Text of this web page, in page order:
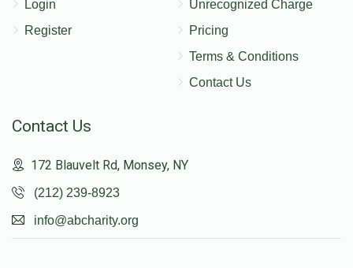
Login
Register
Unrecognized Charge
Pricing
Terms & Conditions
Contact Us
Contact Us
172 Blauvelt Rd, Monsey, NY
(212) 239-8923
info@abcharity.org